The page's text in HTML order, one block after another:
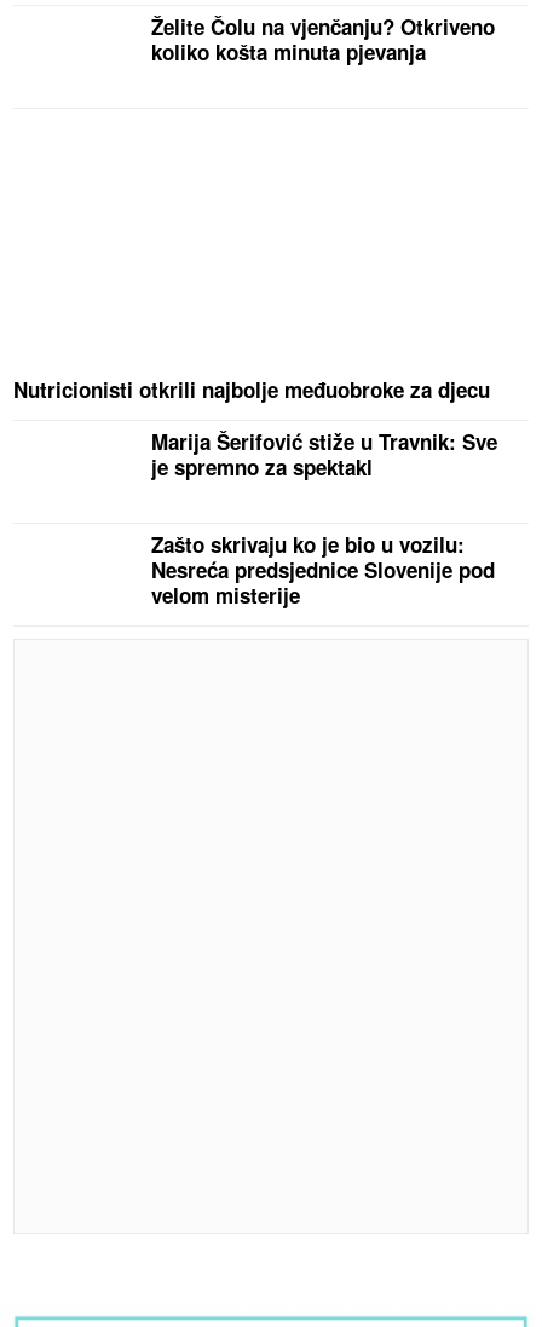
Želite Čolu na vjenčanju? Otkriveno
koliko košta minuta pjevanja
Nutricionisti otkrili najbolje međuobroke za djecu
Marija Šerifović stiže u Travnik: Sve
je spremno za spektakl
Zašto skrivaju ko je bio u vozilu:
Nesreća predsjednice Slovenije pod
velom misterije